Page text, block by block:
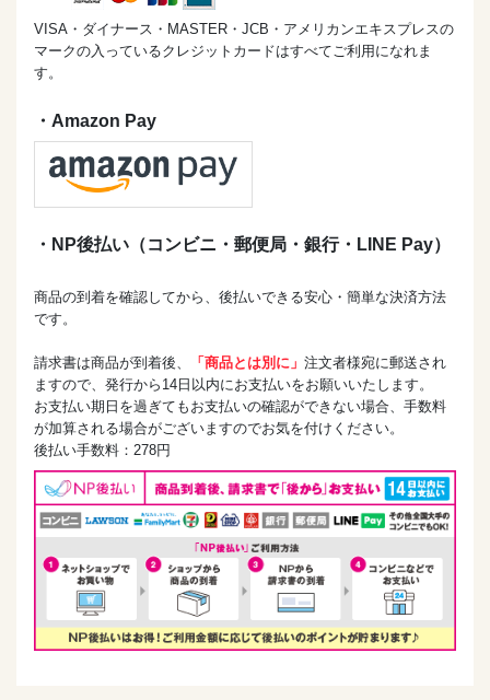
VISA・ダイナース・MASTER・JCB・アメリカンエキスプレスの
マークの入っているクレジットカードはすべてご利用になれま
す。
・Amazon Pay
・NP後払い（コンビニ・郵便局・銀行・LINE Pay）
商品の到着を確認してから、後払いできる安心・簡単な決済方法
です。
請求書は商品が到着後、 「商品とは別に」 注文者様宛に郵送され
ますので、発行から14日以内にお支払いをお願いいたします。
お支払い期日を過ぎてもお支払いの確認ができない場合、手数料
が加算される場合がございますのでお気を付けください。
後払い手数料：278円